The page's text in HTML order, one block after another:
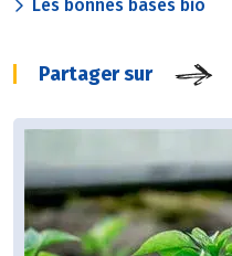
Les bonnes bases bio
Partager sur